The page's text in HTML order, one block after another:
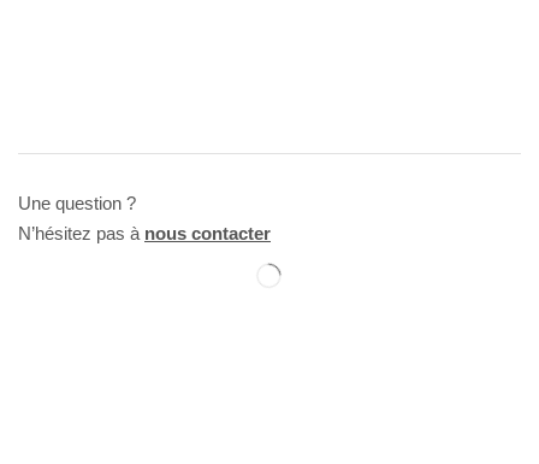
Une question ?
N’hésitez pas à nous contacter